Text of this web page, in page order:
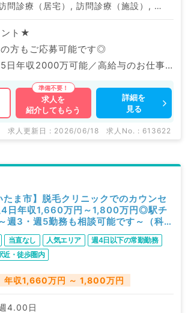
訪問診療（居宅）, 訪問診療（施設）, 訪問診療（施設）
ント★
方もご応募可能です◎
日年収2000万可能／高給与のお仕事
求人を
紹介してもらう
詳細を
見る
求人更新日 : 2026/06/18 求人No. : 613622
たま市】脱毛クリニックでのカウンセ
日年収1,660万円～1,800万円◎駅チ
週3・週5勤務も相談可能です～（科目
当直なし 人気エリア
週4日以下の常勤勤務
近・徒歩圏内
年収1,660万円 ～ 1,800万円
4.00日